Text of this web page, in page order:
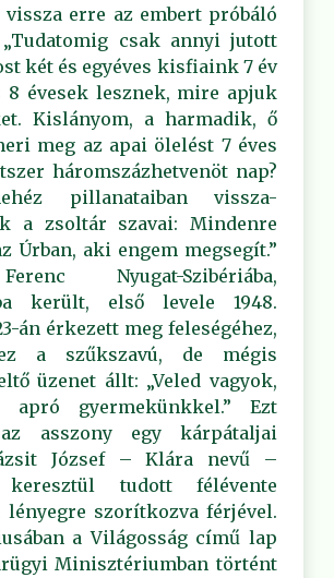
vissza erre az embert próbáló
„Tudatomig csak annyi jutott
két és egyéves kisfiaink 7 év
8 évesek lesznek, mire apjuk
Kislányom, a harmadik, ő
meg az apai ölelést 7 éves
háromszázhetvenöt nap?
pillanataiban vissza-
a zsoltár szavai: Mindenre
Úrban, aki engem megsegít.”
Nyugat-Szibériába,
került, első levele 1948.
án érkezett meg feleségéhez,
a szűkszavú, de mégis
üzenet állt: „Veled vagyok,
apró gyermekünkkel.” Ezt
asszony egy kárpátaljai
József – Klára nevű –
keresztül tudott félévente
lényegre szorítkozva férjével.
a Világosság című lap
Minisztériumban történt